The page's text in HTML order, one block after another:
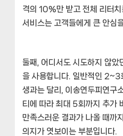
격의 10%만 받고 전체 리터
서비스는 고객들에게 큰 안심
둘째, 어디서도 시도하지 않았
을 사용합니다. 일반적인 2~3
생과는 달리, 이송연두피연구
티에 따라 최대 5회까지 추가
만족스러운 결과가 나올 때까
의지가 엿보이는 부분입니다.